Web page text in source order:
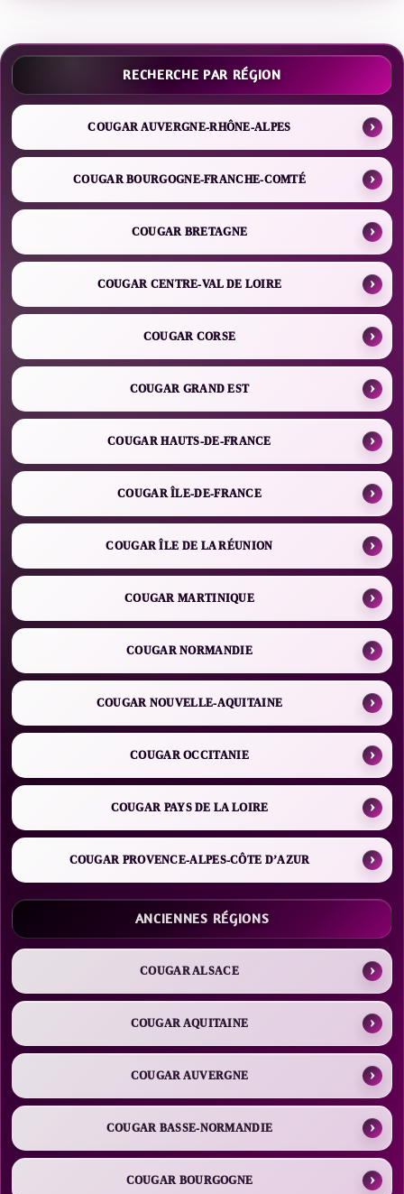
RECHERCHE PAR RÉGION
COUGAR AUVERGNE-RHÔNE-ALPES
COUGAR BOURGOGNE-FRANCHE-COMTÉ
COUGAR BRETAGNE
COUGAR CENTRE-VAL DE LOIRE
COUGAR CORSE
COUGAR GRAND EST
COUGAR HAUTS-DE-FRANCE
COUGAR ÎLE-DE-FRANCE
COUGAR ÎLE DE LA RÉUNION
COUGAR MARTINIQUE
COUGAR NORMANDIE
COUGAR NOUVELLE-AQUITAINE
COUGAR OCCITANIE
COUGAR PAYS DE LA LOIRE
COUGAR PROVENCE-ALPES-CÔTE D’AZUR
ANCIENNES RÉGIONS
COUGAR ALSACE
COUGAR AQUITAINE
COUGAR AUVERGNE
COUGAR BASSE-NORMANDIE
COUGAR BOURGOGNE